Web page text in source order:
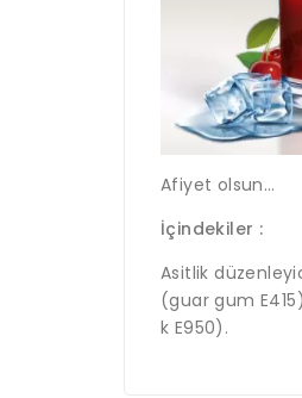
Afiyet olsun…
İçindekiler :
Asitlik
(guar gum
k E950).